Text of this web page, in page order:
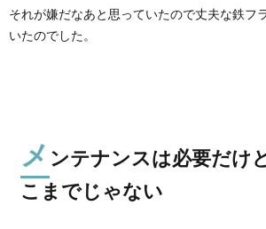
それが嫌だなあと思っていたので丈夫な鉄フ
いたのでした。
メ ンテナンスは必要だけ
こまでじゃない